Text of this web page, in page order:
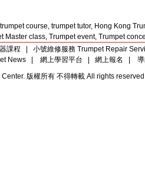
course, trumpet tutor, Hong Kong
Master class, Trumpet event, Trumpet
課程
小號維修服務 Trumpet Repair
News 網上學習平台 網上報名
版權所有 不得轉載 All rights